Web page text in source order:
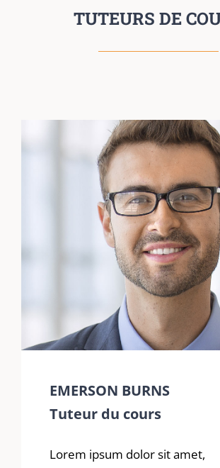
TUTEURS DE
EMERSON BURNS
Tuteur du cours
Lorem ipsum dolor sit amet,